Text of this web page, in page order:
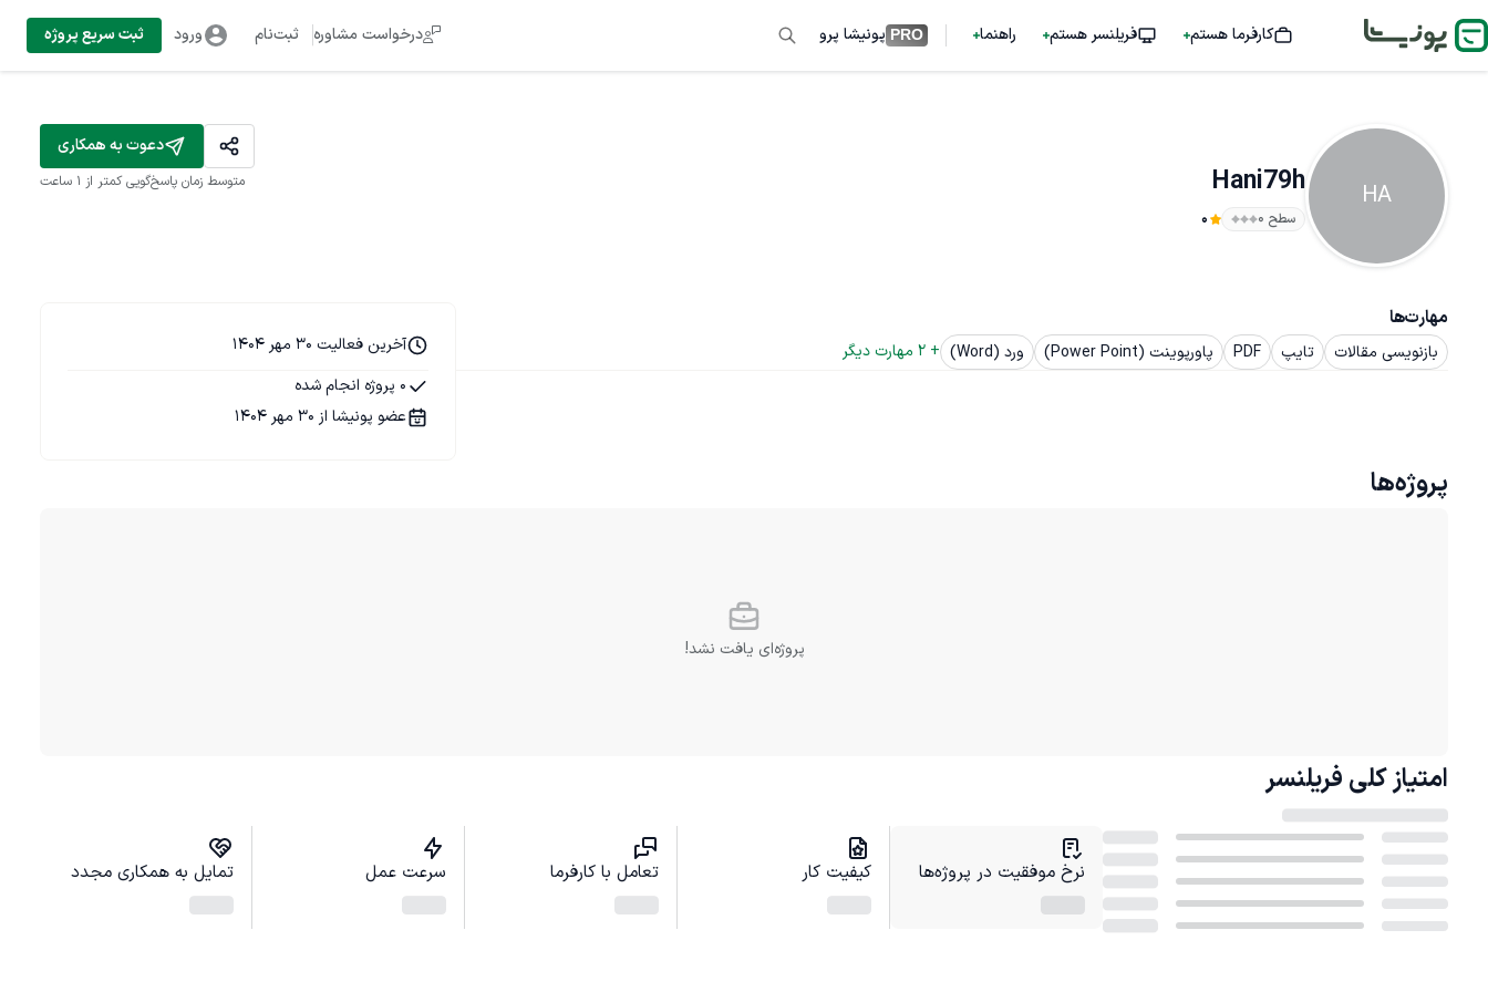
کارفرما هستم فریلنسر هستم راهنما PRO پونیشا پرو درخواست مشاوره ثبت‌نام ورود ثبت سریع پروژه
HA
Hani79h
سطح ۰ 0
دعوت به همکاری
متوسط زمان پاسخ‌گویی کمتر از 1 ساعت
مهارت‌ها
بازنویسی مقالات تایپ PDF پاورپوینت (Power Point) ورد (Word) +
2 مهارت دیگر
آخرین فعالیت 30 مهر 1404
0 پروژه انجام شده
عضو پونیشا از 30 مهر 1404
پروژه‌ها
پروژه‌ای یافت نشد!
امتیاز کلی فریلنسر
نرخ موفقیت در پروژه‌ها کیفیت کار تعامل با کارفرما سرعت عمل تمایل به همکاری مجدد